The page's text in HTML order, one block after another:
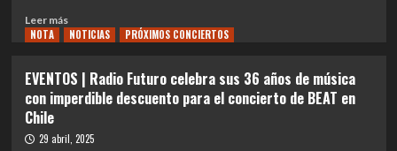
Orquesta
de
de
Santiago:
6
agosto
Rey
Carmesí
Leer másLeer
más
|
Beat
Chile:
NOTA NOTICIAS PRÓXIMOS CONCIERTOS
EVENTOS | Radio Futuro celebra sus 36 años de música
con imperdible descuento para el concierto de BEAT en
Chile
29 abril, 2025